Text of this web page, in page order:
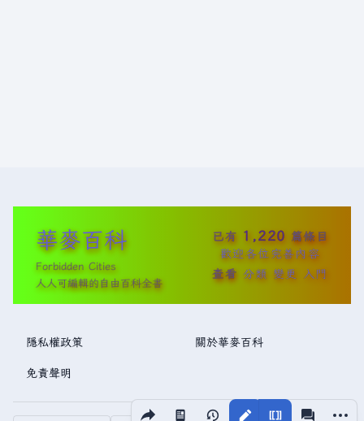
分享此頁面
視圖 更多
華麥百科
Forbidden Cities
人人可編輯的自由百科全書
已有 1,220 篇條目
歡迎各位完善內容
查看 分類 變更 入門
隱私權政策 關於華麥百科
免責聲明